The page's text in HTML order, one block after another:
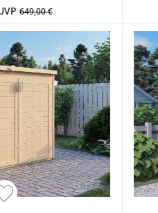
649,00 €